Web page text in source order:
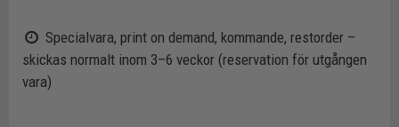
Specialvara, print on demand, kommande, restorder –
skickas normalt inom 3–6 veckor (reservation för utgången
vara)